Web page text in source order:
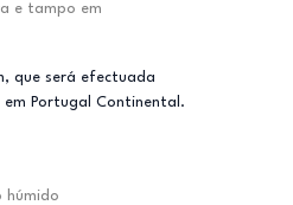
e tampo em
que será efectuada
Portugal Continental.
húmido